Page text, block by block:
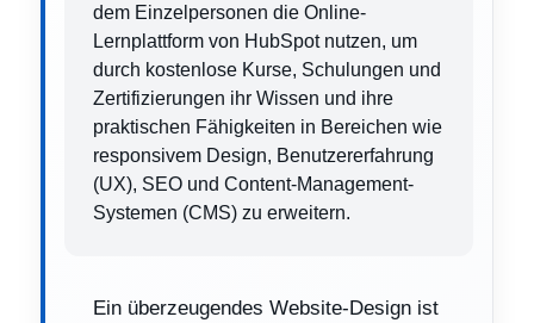
dem Einzelpersonen die Online-
Lernplattform von HubSpot nutzen, um
durch kostenlose Kurse, Schulungen und
Zertifizierungen ihr Wissen und ihre
praktischen Fähigkeiten in Bereichen wie
responsivem Design, Benutzererfahrung
(UX), SEO und Content-Management-
Systemen (CMS) zu erweitern.
Ein überzeugendes Website-Design ist